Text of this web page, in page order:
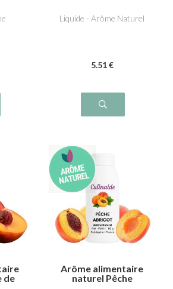
Liquide - Arôme Naturel
5.51 €
de
Arôme alimentaire
naturel Pêche